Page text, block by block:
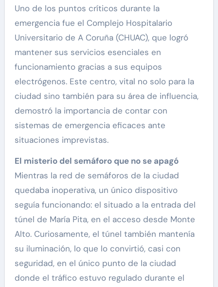
Uno de los puntos críticos durante la
emergencia fue el Complejo Hospitalario
Universitario de A Coruña (CHUAC), que logró
mantener sus servicios esenciales en
funcionamiento gracias a sus equipos
electrógenos. Este centro, vital no solo para la
ciudad sino también para su área de influencia,
demostró la importancia de contar con
sistemas de emergencia eficaces ante
situaciones imprevistas.
El misterio del semáforo que no se apagó
Mientras la red de semáforos de la ciudad
quedaba inoperativa, un único dispositivo
seguía funcionando: el situado a la entrada del
túnel de María Pita, en el acceso desde Monte
Alto. Curiosamente, el túnel también mantenía
su iluminación, lo que lo convirtió, casi con
seguridad, en el único punto de la ciudad
donde el tráfico estuvo regulado durante el